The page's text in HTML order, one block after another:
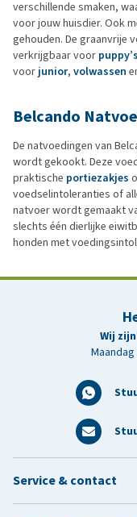
verschillende smaken,
voor jouw huisdier. Ook
gehouden. De graanvrije
verkrijgbaar voor puppy’s
voor junior, volwassen
Belcando
De natvoedingen van
wordt gekookt. Deze
praktische portiezakjes
voedselintoleranties of
natvoer wordt gemaakt
slechts één dierlijke
honden met
Wij
Service & contact